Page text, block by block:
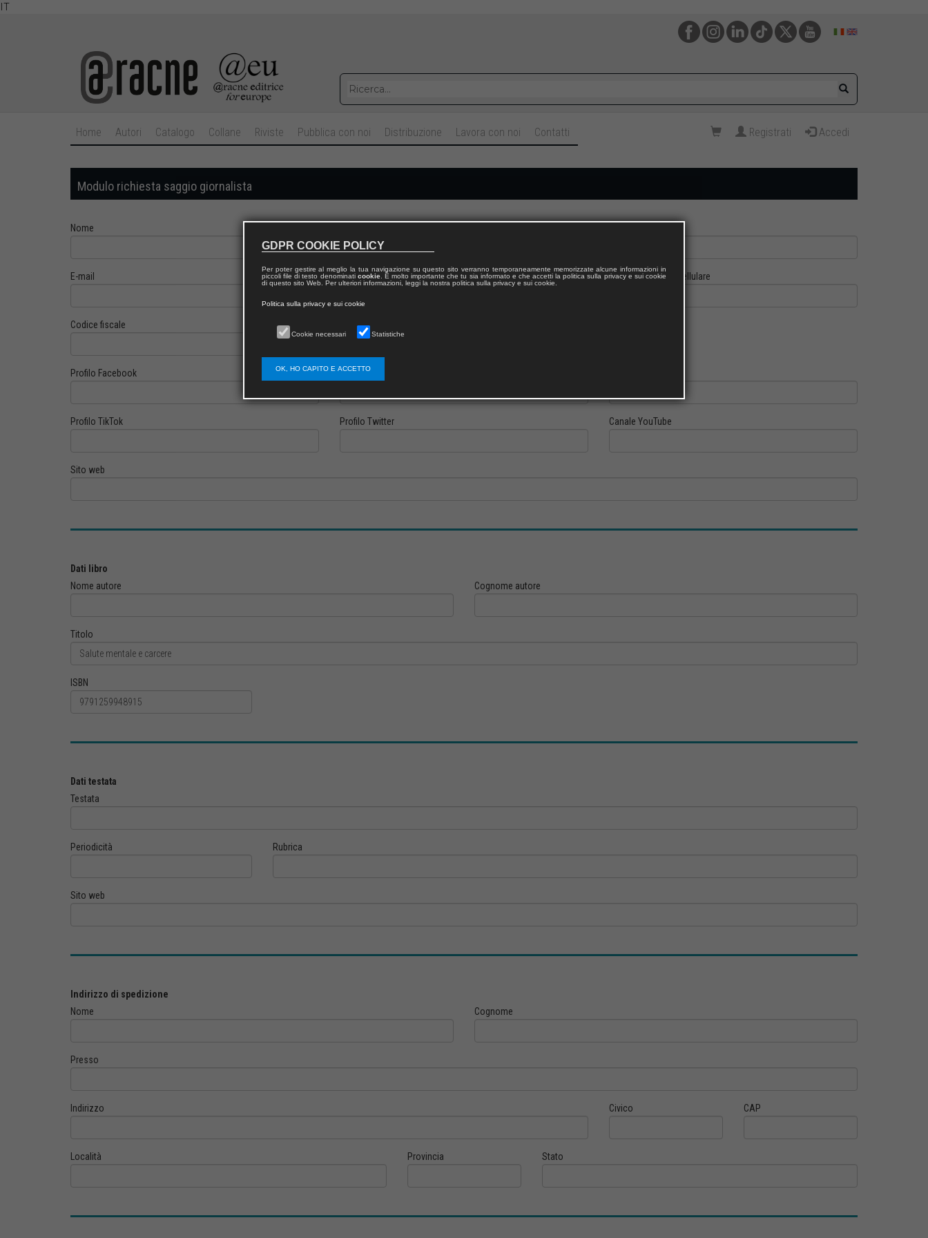
IT
Home Autori Catalogo Collane Riviste Pubblica con noi Distribuzione Lavora con noi Contatti Registrati Accedi
Modulo richiesta saggio giornalista
Nome
E-mail Telefono fisso Cellulare
Codice fiscale
Profilo Facebook Profilo Instagram
Profilo TikTok Profilo Twitter Canale YouTube
Sito web
Dati libro
Nome autore
Cognome autore
Titolo
ISBN
Dati testata
Testata
Periodicità Rubrica
Sito web
Indirizzo di spedizione
Nome
Cognome
Presso
Indirizzo Civico CAP
Località Provincia Stato
GDPR COOKIE POLICY
Per poter gestire al meglio la tua navigazione su questo sito verranno temporaneamente memorizzate alcune informazioni in
piccoli file di testo denominati cookie. È molto importante che tu sia informato e che accetti la politica sulla privacy e sui cookie
di questo sito Web. Per ulteriori informazioni, leggi la nostra politica sulla privacy e sui cookie.
Politica sulla privacy e sui cookie
Cookie necessari Statistiche
OK, HO CAPITO E ACCETTO